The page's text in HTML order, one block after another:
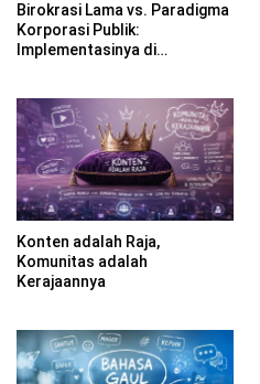
Birokrasi Lama vs. Paradigma
Korporasi Publik:
Implementasinya di
Konten adalah Raja,
Komunitas adalah
Kerajaannya